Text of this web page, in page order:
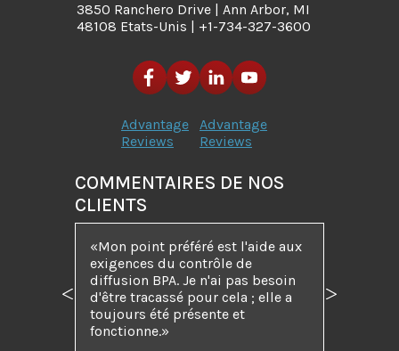
3850 Ranchero Drive | Ann Arbor, MI
48108 Etats-Unis | +1-734-327-3600
Advantage
Reviews
Advantage
Reviews
COMMENTAIRES DE NOS
CLIENTS
Mon point préféré est l'aide aux
exigences du contrôle de
diffusion BPA. Je n'ai pas besoin
d'être tracassé pour cela ; elle a
toujours été présente et
fonctionne.
Précédent Suivant